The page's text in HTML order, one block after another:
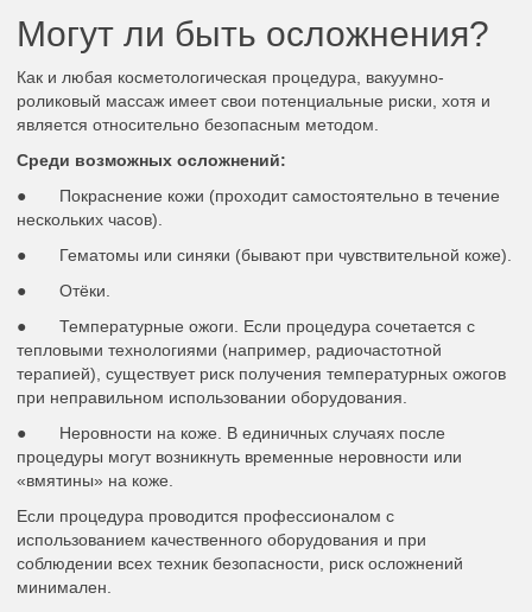
Могут ли быть осложнения?
Как и любая косметологическая процедура, вакуумно-
роликовый массаж имеет свои потенциальные риски, хотя и
является относительно безопасным методом.
Среди возможных осложнений:
● Покраснение кожи (проходит самостоятельно в течение
нескольких часов).
● Гематомы или синяки (бывают при чувствительной коже).
● Отёки.
● Температурные ожоги. Если процедура сочетается с
тепловыми технологиями (например, радиочастотной
терапией), существует риск получения температурных ожогов
при неправильном использовании оборудования.
● Неровности на коже. В единичных случаях после
процедуры могут возникнуть временные неровности или
«вмятины» на коже.
Если процедура проводится профессионалом с
использованием качественного оборудования и при
соблюдении всех техник безопасности, риск осложнений
минимален.